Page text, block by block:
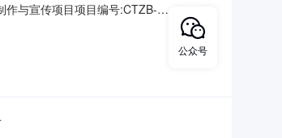
与宣传项目项目编号:CTZB-
理有限公司地址:文晖路42号现代置业大
部门:名称:
公众号